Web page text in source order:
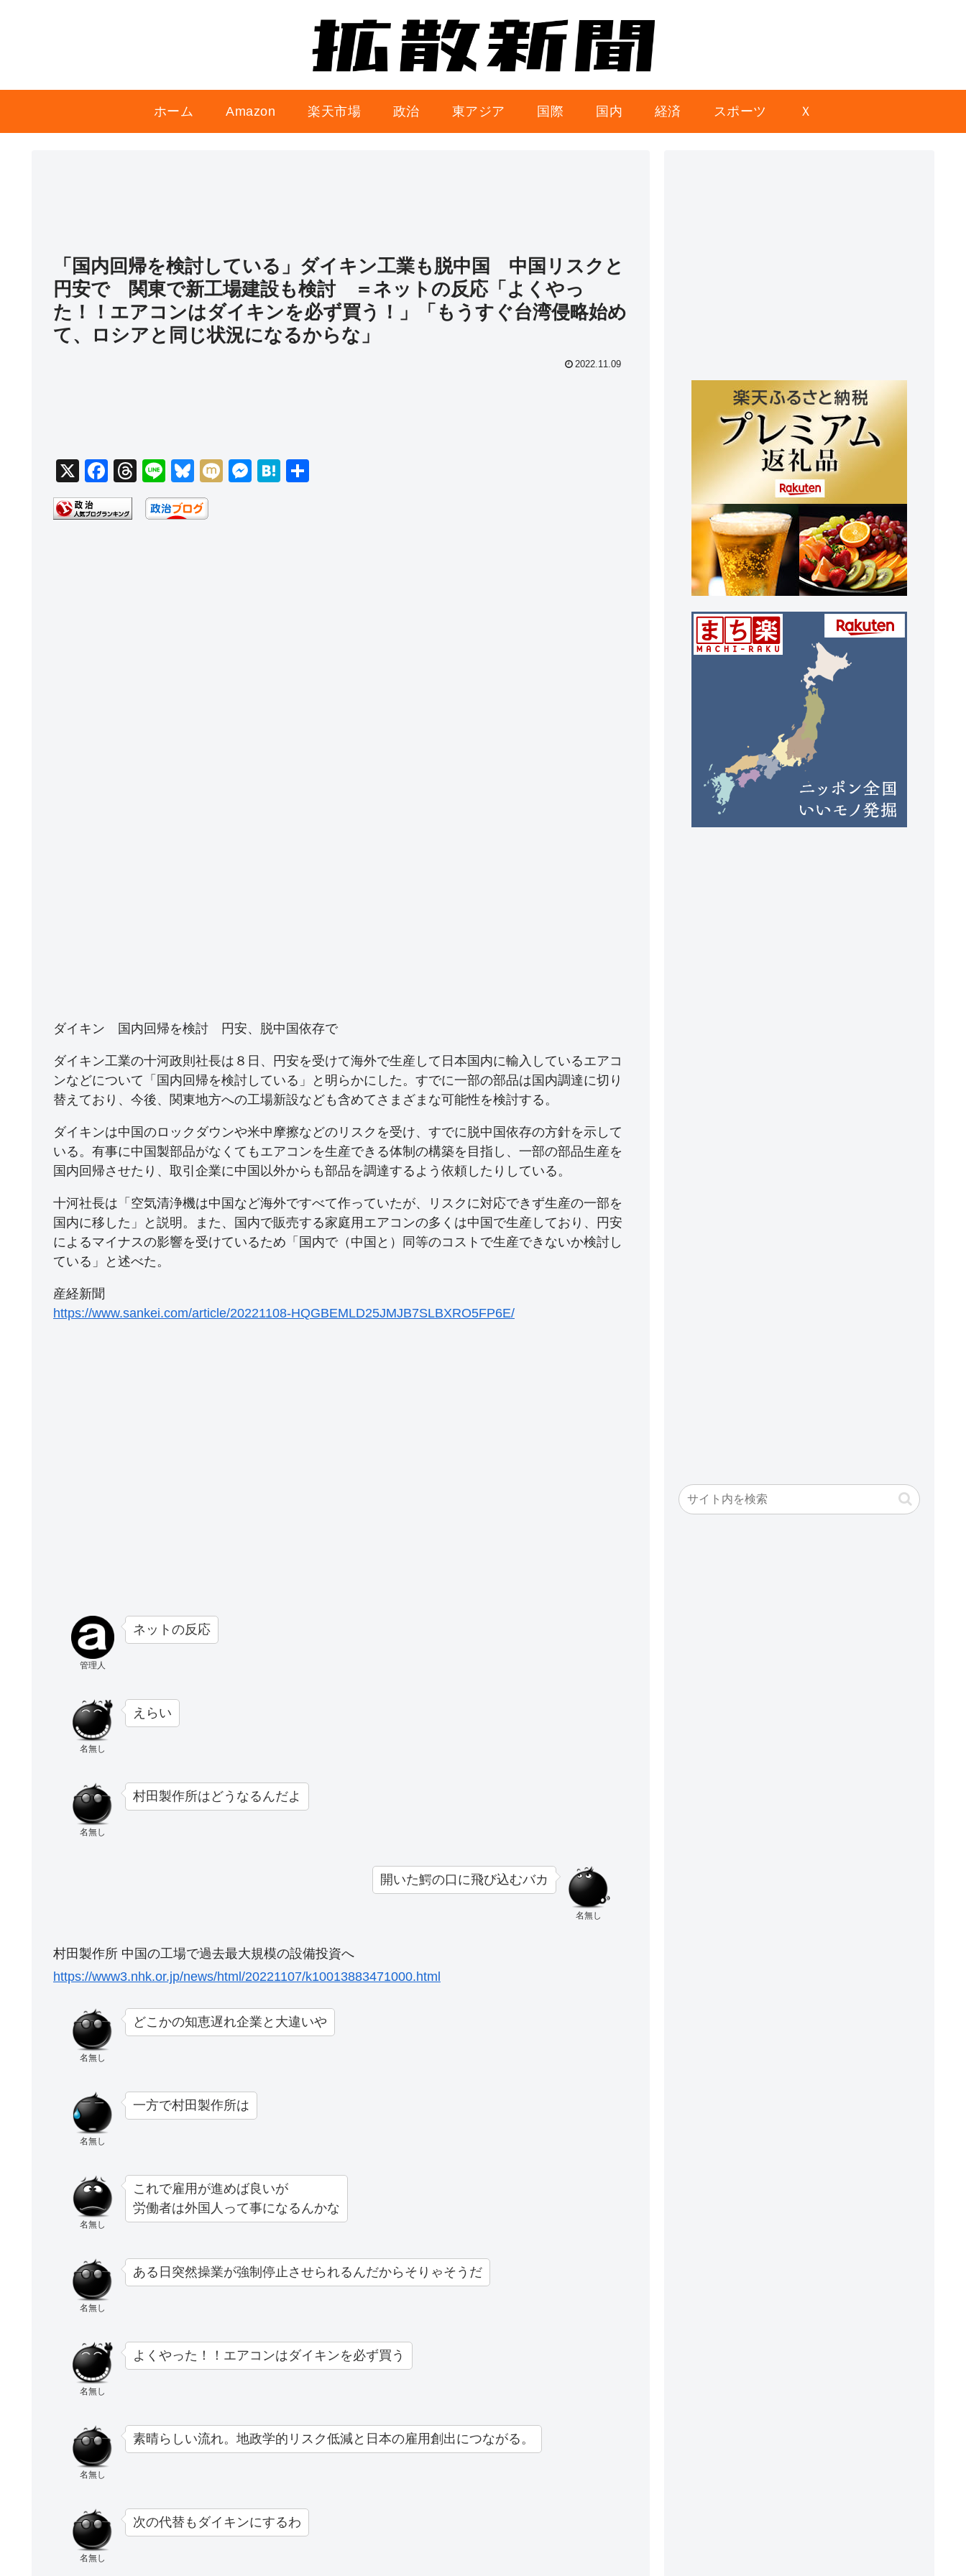
ホーム Amazon 楽天市場 政治 東アジア 国際 国内 経済 スポーツ Ｘ
「国内回帰を検討している」ダイキン工業も脱中国 中国リスクと
円安で 関東で新工場建設も検討 ＝ネットの反応「よくやっ
た！！エアコンはダイキンを必ず買う！」「もうすぐ台湾侵略始め
て、ロシアと同じ状況になるからな」
2022.11.09
X
F
a
c
T
hr
e
Li
n
e
Bl
u
e
M
M
H
ダイキン 国内回帰を検討 円安、脱中国依存で
ダイキン工業の十河政則社長は８日、円安を受けて海外で生産して日本国内に輸入しているエアコ
ンなどについて「国内回帰を検討している」と明らかにした。すでに一部の部品は国内調達に切り
替えており、今後、関東地方への工場新設なども含めてさまざまな可能性を検討する。
ダイキンは中国のロックダウンや米中摩擦などのリスクを受け、すでに脱中国依存の方針を示して
いる。有事に中国製部品がなくてもエアコンを生産できる体制の構築を目指し、一部の部品生産を
国内回帰させたり、取引企業に中国以外からも部品を調達するよう依頼したりしている。
十河社長は「空気清浄機は中国など海外ですべて作っていたが、リスクに対応できず生産の一部を
国内に移した」と説明。また、国内で販売する家庭用エアコンの多くは中国で生産しており、円安
によるマイナスの影響を受けているため「国内で（中国と）同等のコストで生産できないか検討し
ている」と述べた。
産経新聞
https://www.sankei.com/article/20221108-HQGBEMLD25JMJB7SLBXRO5FP6E/
管理人
ネットの反応
名無し
えらい
名無し
村田製作所はどうなるんだよ
名無し
開いた鰐の口に飛び込むバカ
村田製作所 中国の工場で過去最大規模の設備投資へ
https://www3.nhk.or.jp/news/html/20221107/k10013883471000.html
名無し
どこかの知恵遅れ企業と大違いや
名無し
一方で村田製作所は
名無し
これで雇用が進めば良いが
労働者は外国人って事になるんかな
名無し
ある日突然操業が強制停止させられるんだからそりゃそうだ
名無し
よくやった！！エアコンはダイキンを必ず買う
名無し
素晴らしい流れ。地政学的リスク低減と日本の雇用創出につながる。
名無し
次の代替もダイキンにするわ